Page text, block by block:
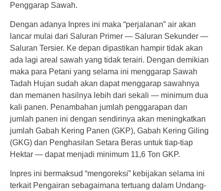
Penggarap Sawah.
Dengan adanya Inpres ini maka “perjalanan” air akan
lancar mulai dari Saluran Primer — Saluran Sekunder —
Saluran Tersier. Ke depan dipastikan hampir tidak akan
ada lagi areal sawah yang tidak terairi. Dengan demikian
maka para Petani yang selama ini menggarap Sawah
Tadah Hujan sudah akan dapat menggarap sawahnya
dan memanen hasilnya lebih dari sekali — minimum dua
kali panen. Penambahan jumlah penggarapan dan
jumlah panen ini dengan sendirinya akan meningkatkan
jumlah Gabah Kering Panen (GKP), Gabah Kering Giling
(GKG) dan Penghasilan Setara Beras untuk tiap-tiap
Hektar — dapat menjadi minimum 11,6 Ton GKP.
Inpres ini bermaksud “mengoreksi” kebijakan selama ini
terkait Pengairan sebagaimana tertuang dalam Undang-